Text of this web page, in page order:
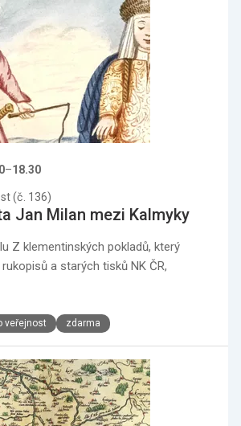
–18.30
(č. 136)
Jan Milan mezi Kalmyky
Z klementinských pokladů, který
a starých tisků NK ČR,
veřejnost zdarma